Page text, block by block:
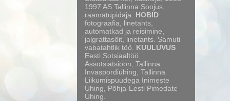
1997 AS Tallinna Soojus,
raamatupidaja. HOBID
fotograafia, linetants,
automatkad ja reisimine,
jalgrattasõit, linetants. Samuti
vabatahtlik töö. KUULUVUS
Eesti Sotsiaaltöö
Assotsiatsioon, Tallinna
Invaspordiühing, Tallinna
Liikumispuudega Inimeste
Ühing, Põhja-Eesti Pimedate
Ühing.